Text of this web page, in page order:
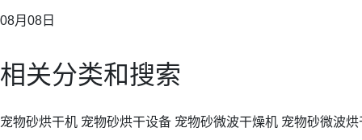
08月08日
相关分类和搜索
宠物砂烘干机 宠物砂烘干设备 宠物砂微波干燥机 宠物砂微波